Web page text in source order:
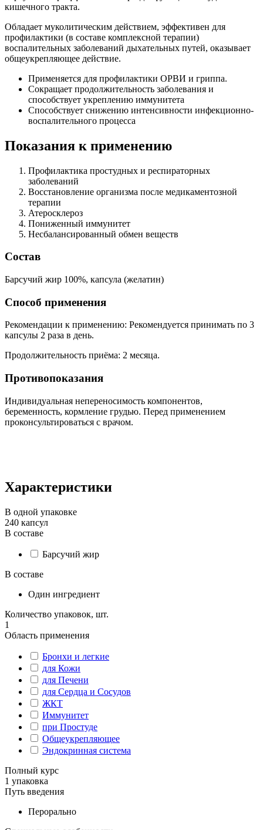
кишечного тракта.
Обладает муколитическим действием, эффективен для
профилактики (в составе комплексной терапии)
воспалительных заболеваний дыхательных путей, оказывает
общеукрепляющее действие.
Применяется для профилактики ОРВИ и гриппа.
Сокращает продолжительность заболевания и
способствует укреплению иммунитета
Способствует снижению интенсивности инфекционно-
воспалительного процесса
Показания к применению
Профилактика простудных и респираторных
заболеваний
Восстановление организма после медикаментозной
терапии
Атеросклероз
Пониженный иммунитет
Несбалансированный обмен веществ
Состав
Барсучий жир 100%, капсула (желатин)
Способ применения
Рекомендации к применению: Рекомендуется принимать по 3
капсулы 2 раза в день.
Продолжительность приёма: 2 месяца.
Противопоказания
Индивидуальная непереносимость компонентов,
беременность, кормление грудью. Перед применением
проконсультироваться с врачом.
Характеристики
В одной упаковке
240 капсул
В составе
Барсучий жир
В составе
Один ингредиент
Количество упаковок, шт.
1
Область применения
Бронхи и легкие
для Кожи
для Печени
для Сердца и Сосудов
ЖКТ
Иммунитет
при Простуде
Общеукрепляющее
Эндокринная система
Полный курс
1 упаковка
Путь введения
Перорально